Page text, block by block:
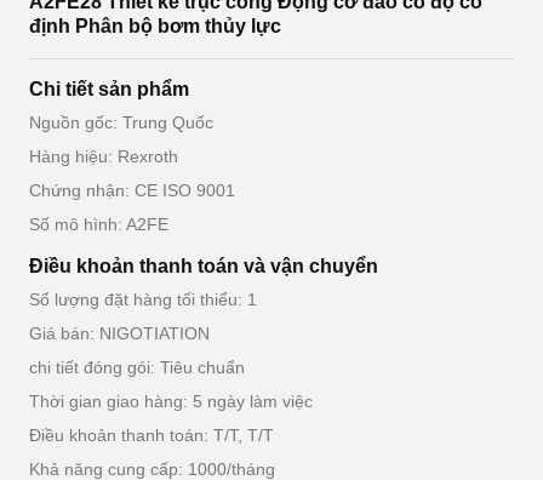
định Phân bộ bơm thủy lực
Chi tiết sản phẩm
Nguồn gốc: Trung Quốc
Hàng hiệu: Rexroth
Chứng nhận: CE ISO 9001
Số mô hình: A2FE
Điều khoản thanh toán và vận chuyển
Số lượng đặt hàng tối thiểu: 1
Giá bán: NIGOTIATION
chi tiết đóng gói: Tiêu chuẩn
Thời gian giao hàng: 5 ngày làm việc
Điều khoản thanh toán: T/T, T/T
Khả năng cung cấp: 1000/tháng